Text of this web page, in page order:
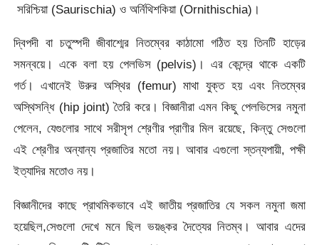
সরিশ্চিয়া (Saurischia) ও অর্নিথিশকিয়া (Ornithischia)।
দ্বিপদী বা চতুস্পদী জীবাশ্মের নিতম্বের কাঠামো গঠিত হয় তিনটি হাড়ের
সমন্বয়ে। একে বলা হয় পেলভিস (pelvis)। এর কেন্দ্রে থাকে একটি
গর্ত। এখানেই উরুর অস্থির (femur) মাথা যুক্ত হয় এবং নিতম্বের
অস্থিসন্ধি (hip joint) তৈরি করে। বিজ্ঞানীরা এমন কিছু পেলভিসের নমুনা
পেলেন, যেগুলোর সাথে সরীসৃপ শ্রেণীর প্রাণীর মিল রয়েছে, কিন্তু সেগুলো
এই শ্রেণীর অন্যান্য প্রজাতির মতো নয়। আবার এগুলো স্তন্যপায়ী, পক্ষী
ইত্যাদির মতোও নয়।
বিজ্ঞানীদের কাছে প্রাথমিকভাবে এই জাতীয় প্রজাতির যে সকল নমুনা জমা
হয়েছিল,সেগুলো দেখে মনে ছিল ভয়ঙ্কর দৈত্যের নিতম্ব। আবার এদের